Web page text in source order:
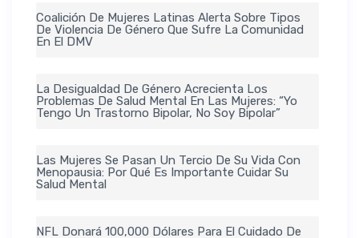
Coalición De Mujeres Latinas Alerta Sobre Tipos
De Violencia De Género Que Sufre La Comunidad
En El DMV
La Desigualdad De Género Acrecienta Los
Problemas De Salud Mental En Las Mujeres: “Yo
Tengo Un Trastorno Bipolar, No Soy Bipolar”
Las Mujeres Se Pasan Un Tercio De Su Vida Con
Menopausia: Por Qué Es Importante Cuidar Su
Salud Mental
NFL Donará 100,000 Dólares Para El Cuidado De